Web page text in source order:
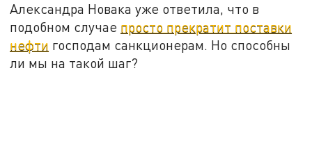
Александра Новака уже ответила, что в
подобном случае просто прекратит поставки
нефти господам санкционерам. Но способны
ли мы на такой шаг?